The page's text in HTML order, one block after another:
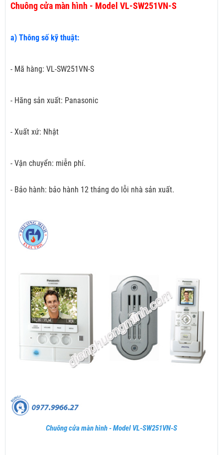
Chuông cửa màn hình - Model VL-SW251VN-S
a) Thông số kỹ thuật:
- Mã hàng: VL-SW251VN-S
- Hãng sản xuất: Panasonic
- Xuất xứ: Nhật
- Vận chuyển: miễn phí.
- Bảo hành: bảo hành 12 tháng do lỗi nhà sản xuất.
Chuông cửa màn hình - Model VL-SW251VN-S